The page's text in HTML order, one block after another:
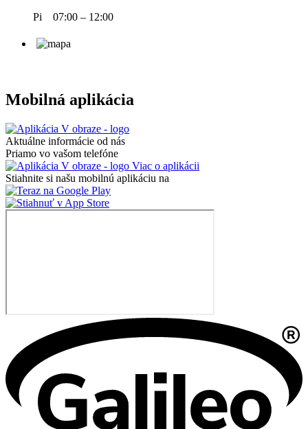
Pi 07:00 – 12:00
Mobilná aplikácia
Aktuálne informácie od nás
Priamo vo vašom telefóne
Viac o aplikácii
Stiahnite si našu mobilnú aplikáciu na